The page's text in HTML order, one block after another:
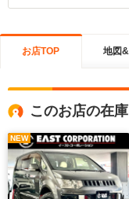
お店TOP 地図
このお店の在庫
NEW